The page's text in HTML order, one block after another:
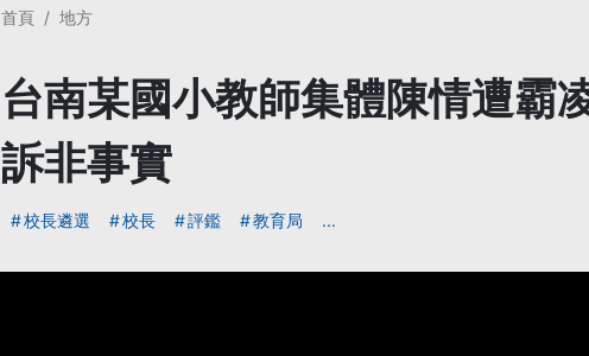
首頁 地方
台南某國小教師集體陳情遭霸
訴非事實
校長遴選 校長 評鑑 教育局 ...